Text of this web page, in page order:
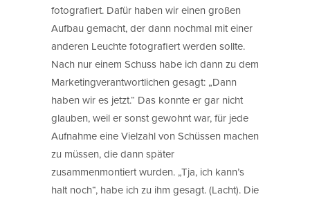
fotografiert. Dafür haben wir einen großen
Aufbau gemacht, der dann nochmal mit einer
anderen Leuchte fotografiert werden sollte.
Nach nur einem Schuss habe ich dann zu dem
Marketingverantwortlichen gesagt: „Dann
haben wir es jetzt.“ Das konnte er gar nicht
glauben, weil er sonst gewohnt war, für jede
Aufnahme eine Vielzahl von Schüssen machen
zu müssen, die dann später
zusammenmontiert wurden. „Tja, ich kann’s
halt noch“, habe ich zu ihm gesagt. (Lacht). Die